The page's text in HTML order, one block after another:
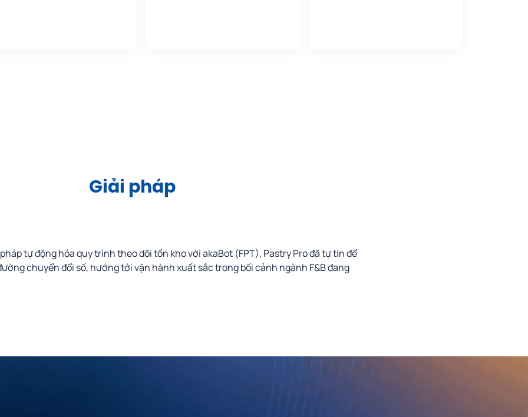
Giải pháp
tự động hóa quy trình theo dõi tồn kho với akaBot (FPT), Pastry Pro đã tự tin để
chuyển đổi số, hướng tới vận hành xuất sắc trong bối cảnh ngành F&B đang